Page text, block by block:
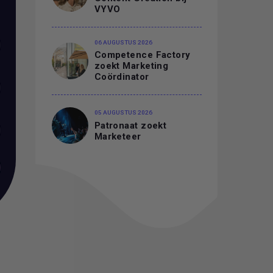
VYVO
06 AUGUSTUS 2026
Competence Factory
zoekt Marketing
Coördinator
05 AUGUSTUS 2026
Patronaat zoekt
Marketeer